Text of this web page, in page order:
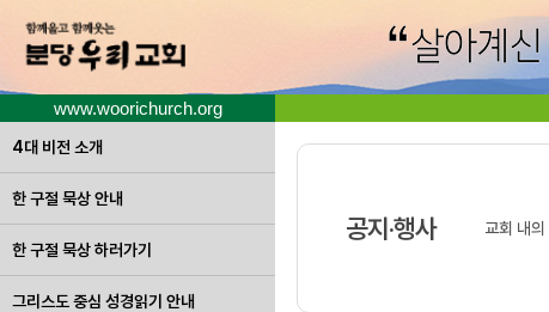
www.woorichurch.org
4대 비전 소개
한 구절 묵상 안내
한 구절 묵상 하러가기
그리스도 중심 성경읽기 안내
공지·행사 교회 내